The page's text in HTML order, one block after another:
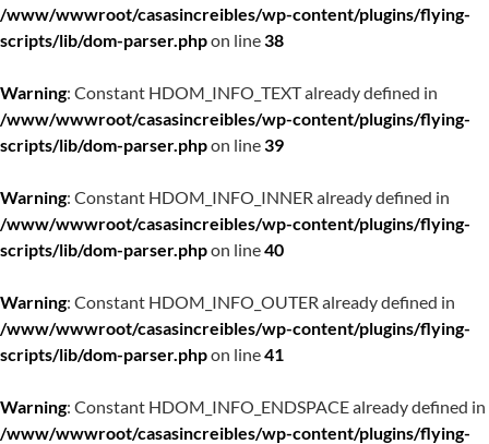
/www/wwwroot/casasincreibles/wp-content/plugins/flying-
scripts/lib/dom-parser.phpon line38
Warning: Constant HDOM_INFO_TEXT already defined in
/www/wwwroot/casasincreibles/wp-content/plugins/flying-
scripts/lib/dom-parser.phpon line39
Warning: Constant HDOM_INFO_INNER already defined in
/www/wwwroot/casasincreibles/wp-content/plugins/flying-
scripts/lib/dom-parser.phpon line40
Warning: Constant HDOM_INFO_OUTER already defined in
/www/wwwroot/casasincreibles/wp-content/plugins/flying-
scripts/lib/dom-parser.phpon line41
Warning: Constant HDOM_INFO_ENDSPACE already defined in
/www/wwwroot/casasincreibles/wp-content/plugins/flying-